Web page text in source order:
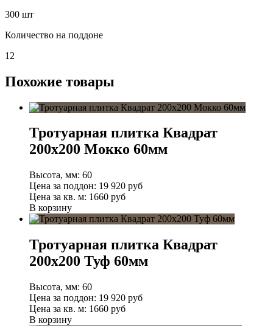
300 шт
Количество на поддоне
12
Похожие товары
Тротуарная плитка Квадрат
200х200 Мокко 60мм
Высота, мм: 60
Цена за поддон: 19 920 руб
Цена за кв. м: 1660 руб
В корзину
Тротуарная плитка Квадрат
200х200 Туф 60мм
Высота, мм: 60
Цена за поддон: 19 920 руб
Цена за кв. м: 1660 руб
В корзину